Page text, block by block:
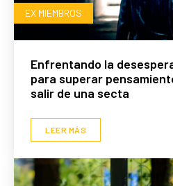
EX MIEMBROS
Enfrentando la
para superar
salir de una secta
LEER MÁS